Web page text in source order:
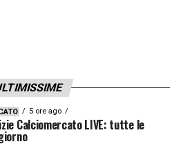
5 ore ago
Calciomercato LIVE: tutte le